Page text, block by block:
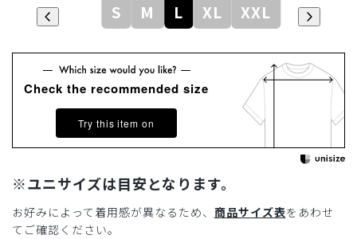
S M L XL XXL
Check the recommended size
Try this item on
※ユニサイズは目安となります。
お好みによって着用感が異なるため、 商品サイズ表をあわせ
てご確認ください。